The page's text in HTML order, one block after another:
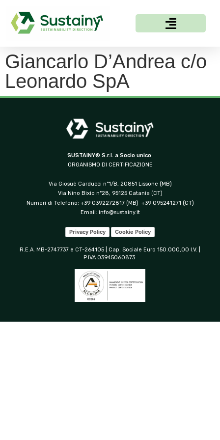
Giancarlo D’Andrea c/o
Leonardo SpA
SUSTAINY® S.r.l. a Socio unico
ORGANISMO DI CERTIFICAZIONE
Via Giosuè Carducci n°1/B, 20851 Lissone (MB)
Via Nino Bixio n°28, 95125 Catania (CT)
Numeri di Telefono: +39 0392272817 (MB) +39 095241271 (CT)
Email: info@sustainy.it
Privacy Policy Cookie Policy
R.E.A. MB-2747737 e CT-264105 | Cap. Sociale Euro 150.000,00 I.V. |
P.IVA 03945060873